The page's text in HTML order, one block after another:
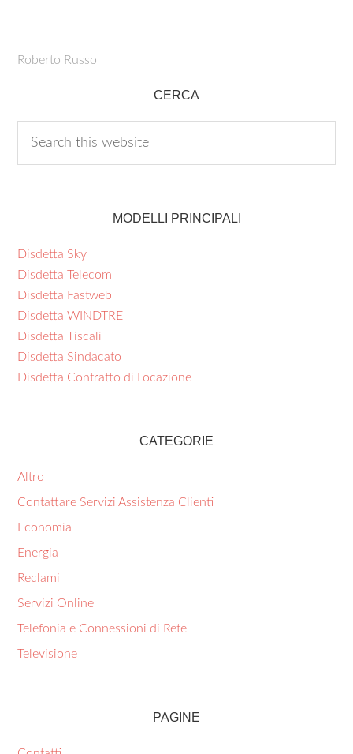
Roberto Russo
CERCA
MODELLI PRINCIPALI
Disdetta Sky
Disdetta Telecom
Disdetta Fastweb
Disdetta WINDTRE
Disdetta Tiscali
Disdetta Sindacato
Disdetta Contratto di Locazione
CATEGORIE
Altro
Contattare Servizi Assistenza Clienti
Economia
Energia
Reclami
Servizi Online
Telefonia e Connessioni di Rete
Televisione
PAGINE